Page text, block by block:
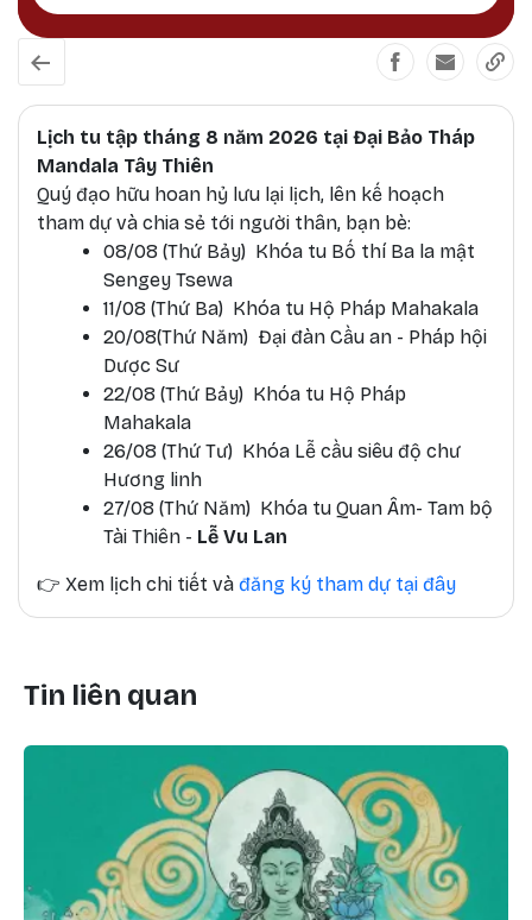
Lịch tu tập tháng 8 năm 2026 tại Đại Bảo Tháp
Mandala Tây Thiên
Quý đạo hữu hoan hỷ lưu lại lịch, lên kế hoạch
tham dự và chia sẻ tới người thân, bạn bè:
08/08 (Thứ Bảy) Khóa tu Bố thí Ba la mật
Sengey Tsewa
11/08 (Thứ Ba) Khóa tu Hộ Pháp Mahakala
20/08(Thứ Năm) Đại đàn Cầu an - Pháp hội
Dược Sư
22/08 (Thứ Bảy) Khóa tu Hộ Pháp
Mahakala
26/08 (Thứ Tư) Khóa Lễ cầu siêu độ chư
Hương linh
27/08 (Thứ Năm) Khóa tu Quan Âm- Tam bộ
Tài Thiên - Lễ Vu Lan
👉 Xem lịch chi tiết và đăng ký tham dự tại đây
Tin liên quan